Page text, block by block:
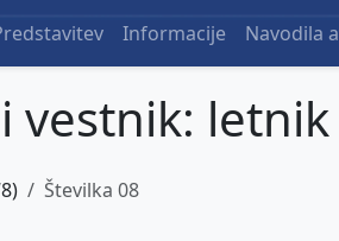
Informacije Navodila
vestnik:
Številka 08